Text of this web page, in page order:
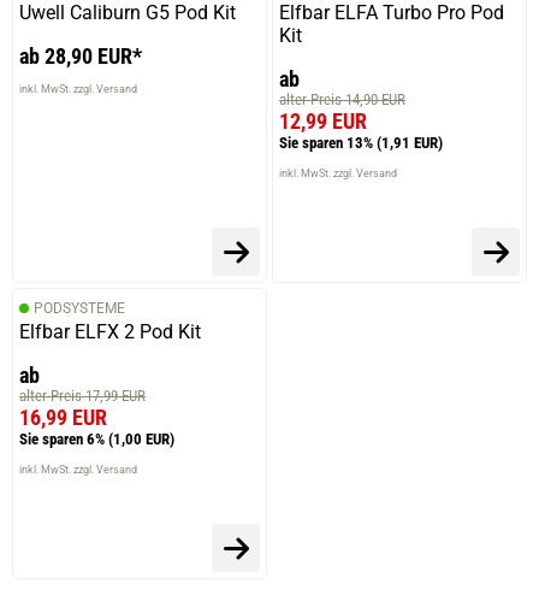
Uwell Caliburn G5 Pod Kit
ab 28,90 EUR*
inkl. MwSt. zzgl. Versand
Elfbar ELFA Turbo Pro Pod
Kit
ab
alter Preis 14,90 EUR
12,99 EUR
Sie sparen 13% (1,91 EUR)
inkl. MwSt. zzgl. Versand
PODSYSTEME
Elfbar ELFX 2 Pod Kit
ab
alter Preis 17,99 EUR
16,99 EUR
Sie sparen 6% (1,00 EUR)
inkl. MwSt. zzgl. Versand